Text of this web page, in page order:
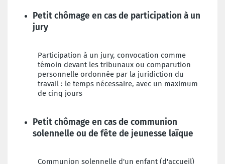
Petit chômage en cas de participation à un
jury
Participation à un jury, convocation comme
témoin devant les tribunaux ou comparution
personnelle ordonnée par la juridiction du
travail : le temps nécessaire, avec un maximum
de cinq jours
Petit chômage en cas de communion
solennelle ou de fête de jeunesse laïque
Communion solennelle d'un enfant (d'accueil)